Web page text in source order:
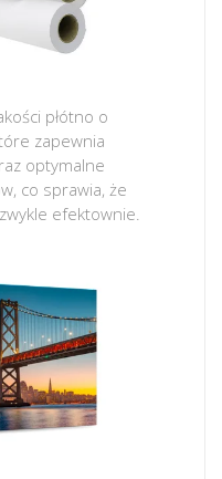
płótno o
zapewnia
optymalne
co sprawia, że
efektownie.